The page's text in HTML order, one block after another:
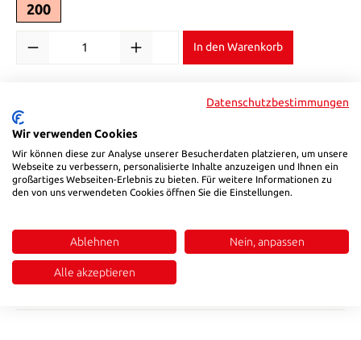
200
In den Warenkorb
Beschreibung
HSB SDS 32 Super Diamond Stone AnwendungSuper
Diamantsteine SDS sind das ideale Werkzeug für die präzise
Bearbeitung von schwer zugänglichen stellen im Werkzeug-
oberflächenschleifen und Polieren von Werkzeugstählen,
Gusseisen, NE-Metallen etc. Geeignet sowohl für die
Handarbeit als auch in Ultraschallpoliermasc…
Datenschutzbestimmungen
Wir verwenden Cookies
Wir können diese zur Analyse unserer Besucherdaten platzieren, um unsere
Webseite zu verbessern, personalisierte Inhalte anzuzeigen und Ihnen ein
großartiges Webseiten-Erlebnis zu bieten. Für weitere Informationen zu
den von uns verwendeten Cookies öffnen Sie die Einstellungen.
Ablehnen Nein, anpassen
Alle akzeptieren